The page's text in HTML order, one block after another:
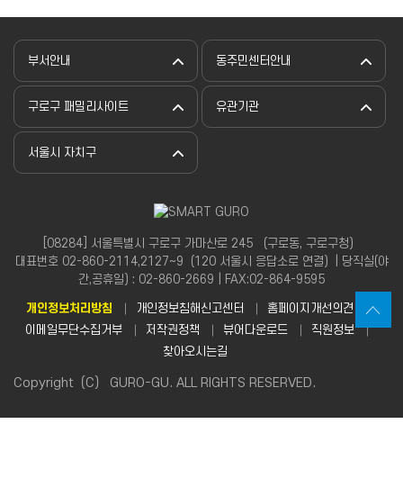
부서안내 동주민센터안내
구로구 패밀리사이트 유관기관
서울시 자치구
[08284] 서울특별시 구로구 가마산로 245 （구로동, 구로구청）
대표번호 02-860-2114,2127~9（120 서울시 응답소로 연결）| 당직실(야
간,공휴일) : 02-860-2669 | FAX:02-864-9595
개인정보처리방침 개인정보침해신고센터
홈페이지개선의견
이메일무단수집거부
저작권정책 뷰어다운로드
직원정보
찾아오시는길
Copyright（C） GURO-GU. ALL RIGHTS RESERVED.